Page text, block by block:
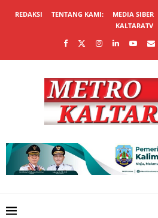
REDAKSI TENTANG KAMI: MEDIA SIBER
KALTARATV